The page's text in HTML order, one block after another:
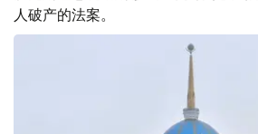
人破产的法案。